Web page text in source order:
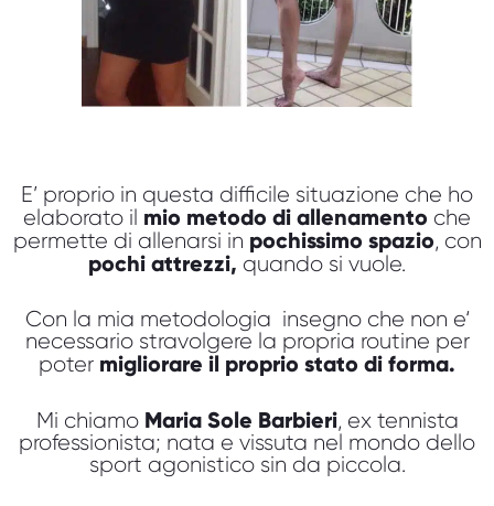
E’ proprio in questa difficile situazione che ho
elaborato il mio metodo di allenamento che
permette di allenarsi in pochissimo spazio, con
pochi attrezzi, quando si vuole.
Con la mia metodologia insegno che non e‘
necessario stravolgere la propria routine per
poter migliorare il proprio stato di forma.
Mi chiamo Maria Sole Barbieri, ex tennista
professionista; nata e vissuta nel mondo dello
sport agonistico sin da piccola.